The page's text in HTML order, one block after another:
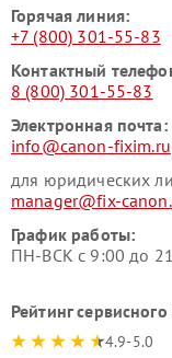
Горячая линия:
+7 (800) 301-55-83
Контактный
8 (800) 301-55-83
Электронная почта:
info@canon-fixim.ru
для юридических
manager@fix-
График работы:
ПН-ВСК с 9:00 до
Рейтинг
4.9-5.0